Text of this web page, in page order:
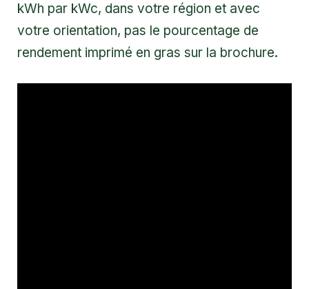
kWh par kWc, dans votre région et avec
votre orientation, pas le pourcentage de
rendement imprimé en gras sur la brochure.